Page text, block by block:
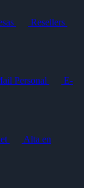
Resellers
Personal
E-
Alta en